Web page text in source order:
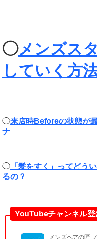
◯メンズス
していく方
◯来店時Beforeの状態が
ナ
◯ 「髪をすく」ってどう
るの？
YouTubeチャンネル登